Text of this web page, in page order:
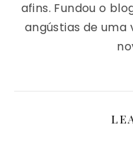
afins. Fundou o
angústias de uma